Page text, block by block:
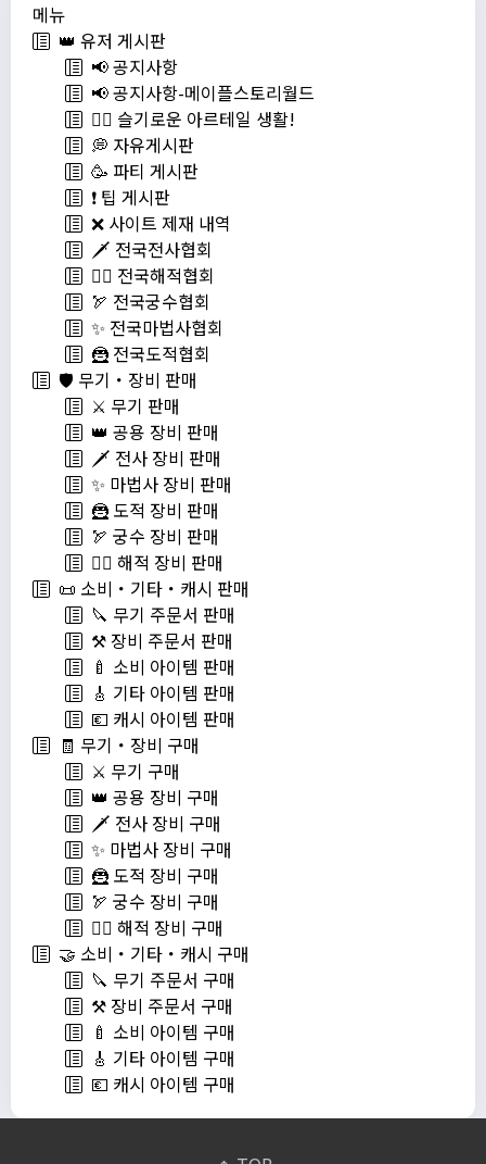
메뉴
👑 유저 게시판
📢 공지사항
📢 공지사항-메이플스토리월드
💁‍♂ 슬기로운 아르테일 생활!
💭 자유게시판
🥳 파티 게시판
❗️ 팁 게시판
❌ 사이트 제재 내역
🗡️ 전국전사협회
🏴‍☠️ 전국해적협회
🏹 전국궁수협회
✨ 전국마법사협회
🦹 전국도적협회
🛡️ 무기・장비 판매
⚔️ 무기 판매
👑 공용 장비 판매
🗡️ 전사 장비 판매
✨ 마법사 장비 판매
🦹 도적 장비 판매
🏹 궁수 장비 판매
🏴‍☠️ 해적 장비 판매
📜 소비・기타・캐시 판매
🔪 무기 주문서 판매
⚒️ 장비 주문서 판매
🍼 소비 아이템 판매
🎸 기타 아이템 판매
💶 캐시 아이템 판매
🧾 무기・장비 구매
⚔️ 무기 구매
👑 공용 장비 구매
🗡️ 전사 장비 구매
✨ 마법사 장비 구매
🦹 도적 장비 구매
🏹 궁수 장비 구매
🏴‍☠️ 해적 장비 구매
🤝 소비・기타・캐시 구매
🔪 무기 주문서 구매
⚒️ 장비 주문서 구매
🍼 소비 아이템 구매
🎸 기타 아이템 구매
💶 캐시 아이템 구매